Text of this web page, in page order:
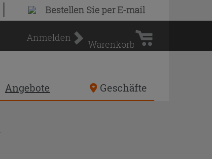
Bestellen Sieper E-mail
Anmelden
Warenkorb
Warenkorb
Angebote Geschäfte